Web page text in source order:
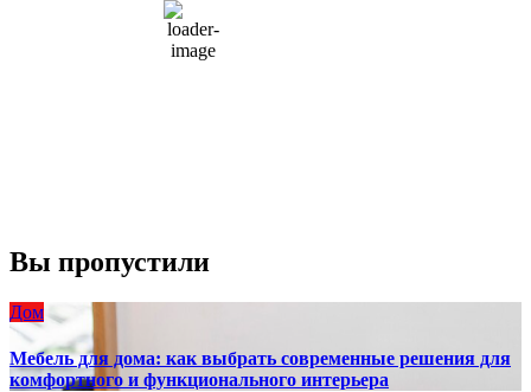
66 %
1004 мб
10 mph
Вы пропустили
Дом
Мебель для дома: как выбрать современные решения для
комфортного и функционального интерьера